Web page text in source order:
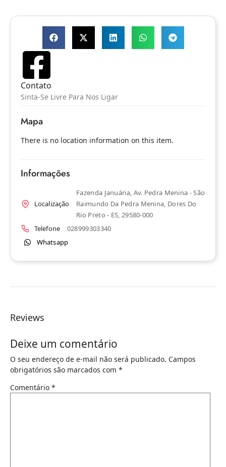
Contato
Sinta-Se Livre Para Nos Ligar
Mapa
There is no location information on this item.
Informações
Localização
Fazenda Januária, Av. Pedra Menina - São
Raimundo Da Pedra Menina, Dores Do
Rio Preto - ES, 29580-000
Telefone
028999303340
Whatsapp
Reviews
Deixe um comentário
O seu endereço de e-mail não será publicado. Campos
obrigatórios são marcados com *
Comentário *